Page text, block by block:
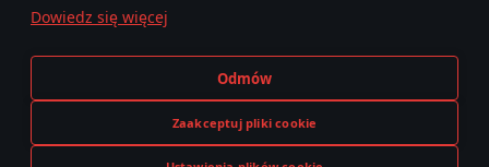
Dowiedz się więcej
Odmów
Zaakceptuj pliki cookie
Regulamin
Polityka prywatności
Ustawienia plików cookie